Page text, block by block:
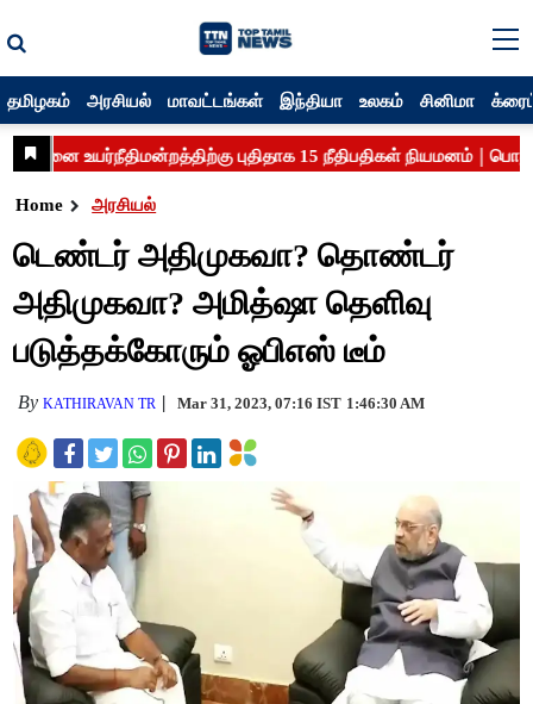
தமிழகம் அரசியல் மாவட்டங்கள் இந்தியா உலகம் சினிமா
Home அரசியல்
டெண்டர் அதிமுகவா? தொண்டர்
அதிமுகவா? அமித்ஷா தெளிவு
படுத்தக்கோரும் ஓபிஎஸ் டீம்
ByKATHIRAVAN TR Mar 31, 2023, 07:16 IST 1:46:30 AM